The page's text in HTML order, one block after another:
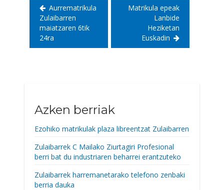
Aurrematrikula
Zulaibarren
maiatzaren 6tik
24ra
Matrikula epeak
Lanbide
Heziketan
Euskadin
Azken berriak
Ezohiko matrikulak plaza libreentzat Zulaibarren
Zulaibarrek C Mailako Ziurtagiri Profesional
berri bat du industriaren beharrei erantzuteko
Zulaibarrek harremanetarako telefono zenbaki
berria dauka